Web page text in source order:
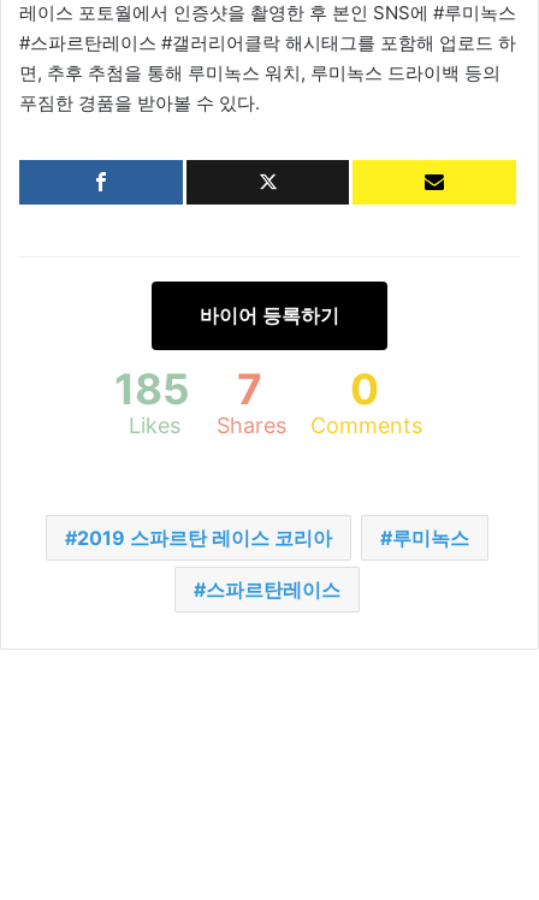
레이스 포토월에서 인증샷을 촬영한 후 본인 SNS에 #루미녹스
#스파르탄레이스 #갤러리어클락 해시태그를 포함해 업로드 하
면, 추후 추첨을 통해 루미녹스 워치, 루미녹스 드라이백 등의
푸짐한 경품을 받아볼 수 있다.
바이어 등록하기
185
Likes
7
Shares
0
Comments
2019 스파르탄 레이스 코리아 루미녹스
스파르탄레이스